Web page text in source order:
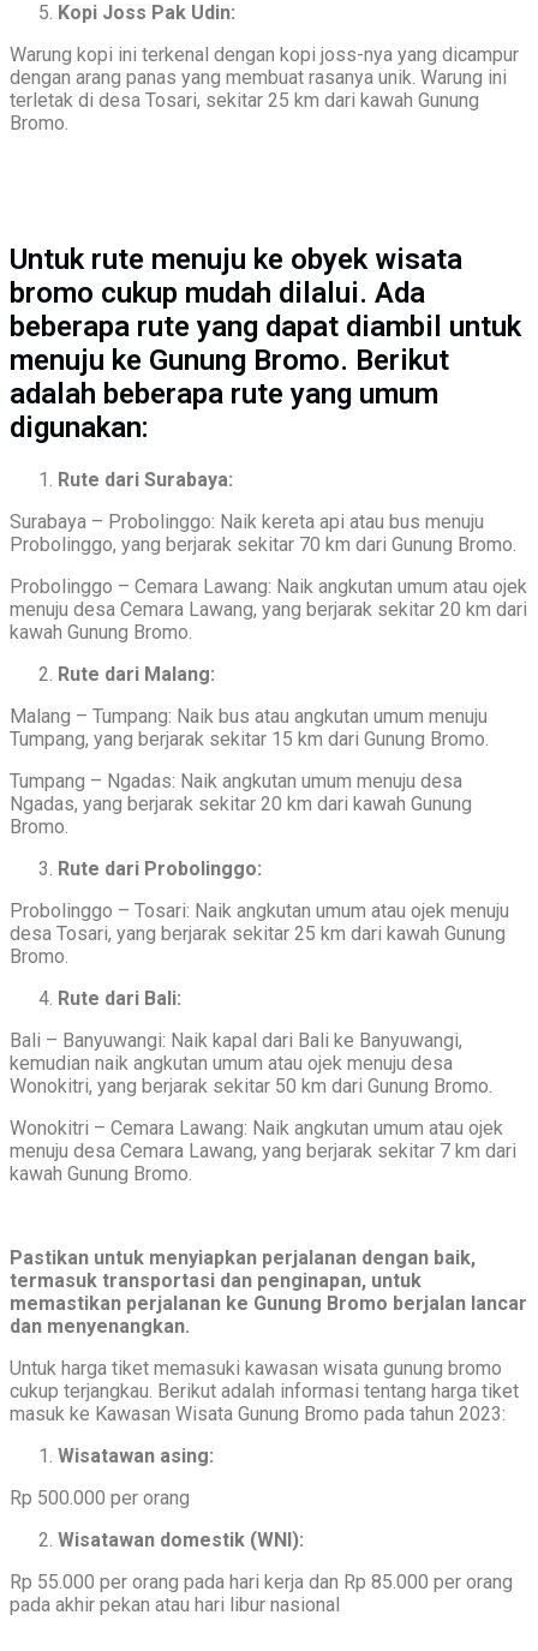
Kopi Joss Pak Udin:
Warung kopi ini terkenal dengan kopi joss-nya yang dicampur
dengan arang panas yang membuat rasanya unik. Warung ini
terletak di desa Tosari, sekitar 25 km dari kawah Gunung
Bromo.
Untuk rute menuju ke obyek wisata
bromo cukup mudah dilalui. Ada
beberapa rute yang dapat diambil untuk
menuju ke Gunung Bromo. Berikut
adalah beberapa rute yang umum
digunakan:
Rute dari Surabaya:
Surabaya – Probolinggo: Naik kereta api atau bus menuju
Probolinggo, yang berjarak sekitar 70 km dari Gunung Bromo.
Probolinggo – Cemara Lawang: Naik angkutan umum atau ojek
menuju desa Cemara Lawang, yang berjarak sekitar 20 km dari
kawah Gunung Bromo.
Rute dari Malang:
Malang – Tumpang: Naik bus atau angkutan umum menuju
Tumpang, yang berjarak sekitar 15 km dari Gunung Bromo.
Tumpang – Ngadas: Naik angkutan umum menuju desa
Ngadas, yang berjarak sekitar 20 km dari kawah Gunung
Bromo.
Rute dari Probolinggo:
Probolinggo – Tosari: Naik angkutan umum atau ojek menuju
desa Tosari, yang berjarak sekitar 25 km dari kawah Gunung
Bromo.
Rute dari Bali:
Bali – Banyuwangi: Naik kapal dari Bali ke Banyuwangi,
kemudian naik angkutan umum atau ojek menuju desa
Wonokitri, yang berjarak sekitar 50 km dari Gunung Bromo.
Wonokitri – Cemara Lawang: Naik angkutan umum atau ojek
menuju desa Cemara Lawang, yang berjarak sekitar 7 km dari
kawah Gunung Bromo.
Pastikan untuk menyiapkan perjalanan dengan baik,
termasuk transportasi dan penginapan, untuk
memastikan perjalanan ke Gunung Bromo berjalan lancar
dan menyenangkan.
Untuk harga tiket memasuki kawasan wisata gunung bromo
cukup terjangkau. Berikut adalah informasi tentang harga tiket
masuk ke Kawasan Wisata Gunung Bromo pada tahun 2023:
Wisatawan asing:
Rp 500.000 per orang
Wisatawan domestik (WNI):
Rp 55.000 per orang pada hari kerja dan Rp 85.000 per orang
pada akhir pekan atau hari libur nasional